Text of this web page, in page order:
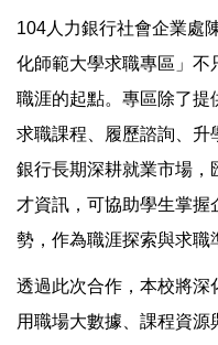
104人力銀行社會企業處
化師範大學求職專區」不
職涯的起點。專區除了提
求職課程、履歷諮詢、升
銀行長期深耕就業市場，
才資訊，可協助學生掌握
勢，作為職涯探索與求職
透過此次合作，本校將深
用職場大數據、課程資